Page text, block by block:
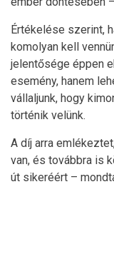
Értékelése szerint,
komolyan kell
jelentősége éppen
esemény, hanem
vállaljunk, hogy
történik velünk.
A díj arra
van, és továbbra is
út sikeréért –